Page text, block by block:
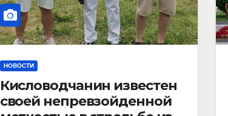
НОВОСТИ
Кисловодчанин известен
своей непревзойденной